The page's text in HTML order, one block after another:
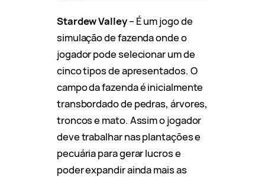
Stardew Valley– É um jogo de
simulação de fazenda onde o
jogador pode selecionar um de
cinco tipos de apresentados. O
campo da fazenda é inicialmente
transbordado de pedras, árvores,
troncos e mato. Assim o jogador
deve trabalhar nas plantações e
pecuária para gerar lucros e
poder expandir ainda mais as